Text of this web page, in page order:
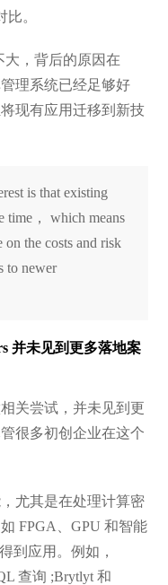
。
大，背后的原因在
理系统已经足够好
现有应用迁移到新技
is that existing
time， which means
the costs and risk
to newer
并未见到更多落地案
关尝试，并未见到更
很多初创企业在这个
尤其是在处理计算密
FPGA、GPU 和智能
到应用。例如，
查询 ;Brytlyt 和